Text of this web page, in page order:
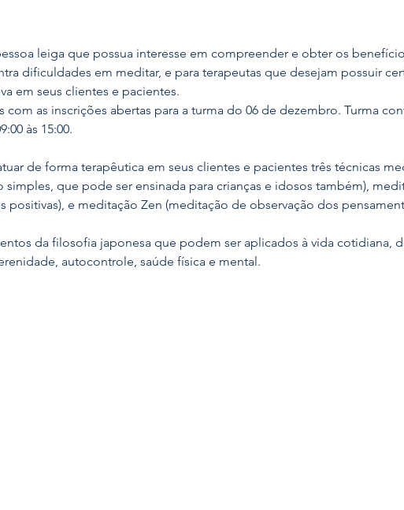
leiga que possua interesse em compreender e obter os
dificuldades em meditar, e para terapeutas que desejam possuir
em seus clientes e pacientes.
com as inscrições abertas para a turma do 06 de dezembro. Turma
às 15:00.
de forma terapêutica em seus clientes e pacientes três técnicas
simples, que pode ser ensinada para crianças e idosos também),
positivas), e meditação Zen (meditação de observação dos
da filosofia japonesa que podem ser aplicados à vida cotidiana,
autocontrole, saúde física e mental.